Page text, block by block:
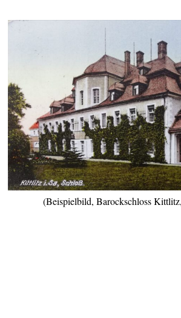
(Beispielbild, Barockschloss